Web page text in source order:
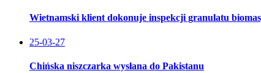
Wietnamski klient dokonuje inspekcji granulatu
25-03-27
Chińska niszczarka wysłana do Pakistanu